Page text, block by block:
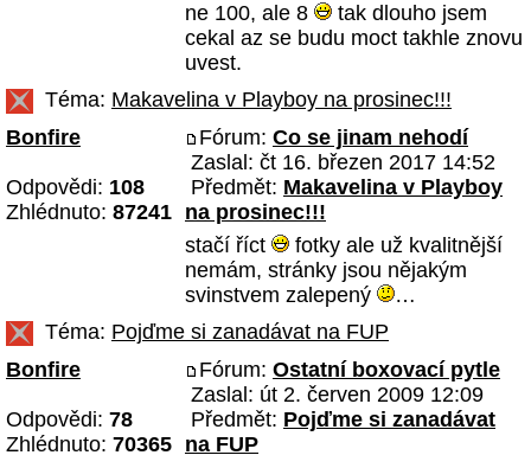
ne 100, ale 8
tak dlouho jsem
cekal az se budu moct takhle znovu
uvest.
Téma: Makavelina v Playboy na prosinec!!!
Bonfire
Odpovědi: 108
Zhlédnuto: 87241
Fórum: Co se jinam nehodí
Zaslal: čt 16. březen 2017 14:52
Předmět: Makavelina v Playboy
na prosinec!!!
stačí říct
fotky ale už kvalitnější
nemám, stránky jsou nějakým
svinstvem zalepený
…
Téma: Pojďme si zanadávat na FUP
Bonfire
Odpovědi: 78
Zhlédnuto: 70365
Fórum: Ostatní boxovací pytle
Zaslal: út 2. červen 2009 12:09
Předmět: Pojďme si zanadávat
na FUP